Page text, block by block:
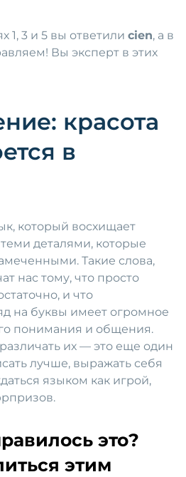
1, 3 и 5 вы ответили cien, а в
Вы эксперт в этих
красота
в
который восхищает
деталями, которые
Такие слова,
нас тому, что просто
и что
на буквы имеет огромное
понимания и общения.
их — это еще один
лучше, выражать себя
языком как игрой,
это?
этим